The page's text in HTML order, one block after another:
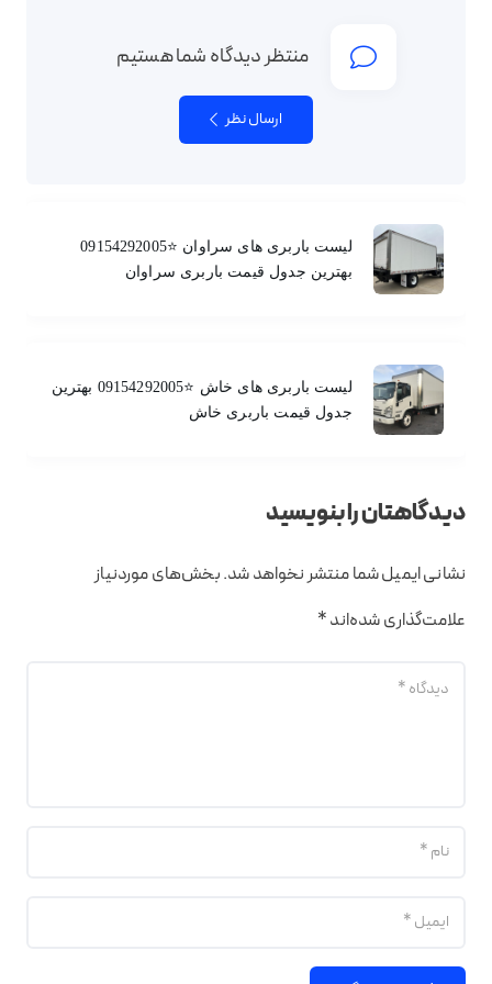
منتظر دیدگاه شما هستیم
ارسال نظر
لیست باربری های سراوان ⭐️09154292005
بهترین جدول قیمت باربری سراوان
لیست باربری های خاش ⭐️09154292005 بهترین
جدول قیمت باربری خاش
دیدگاهتان را بنویسید
نشانی ایمیل شما منتشر نخواهد شد.بخش‌های موردنیاز
علامت‌گذاری شده‌اند*